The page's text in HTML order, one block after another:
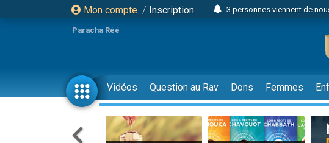
Mon compte / Inscription
3 personnes viennent de
3 personnes viennent
3 personnes viennent
2 personnes viennent de
13 personnes viennent de
30 personnes viennent
Il reste 49 places pour
Paracha Réé
Vidéos Question au Rav Dons Femmes